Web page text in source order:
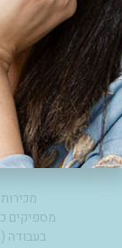
מספיקים
בעבודה